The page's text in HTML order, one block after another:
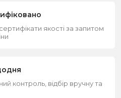
якості за запитом
контроль, відбір вручну та